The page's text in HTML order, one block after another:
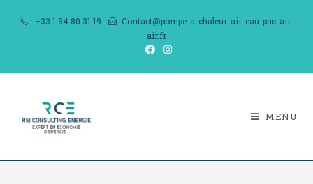
+33 1 84 80 31 19
Contact@pompe-a-chaleur-air-eau-pac-air-
air.fr
MENU